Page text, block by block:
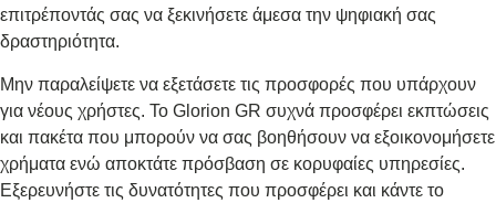
επιτρέποντάς σας να ξεκινήσετε άμεσα την ψηφιακή σας
δραστηριότητα.
Μην παραλείψετε να εξετάσετε τις προσφορές που υπάρχουν
για νέους χρήστες. Το Glorion GR συχνά προσφέρει εκπτώσεις
και πακέτα που μπορούν να σας βοηθήσουν να εξοικονομήσετε
χρήματα ενώ αποκτάτε πρόσβαση σε κορυφαίες υπηρεσίες.
Εξερευνήστε τις δυνατότητες που προσφέρει και κάντε το